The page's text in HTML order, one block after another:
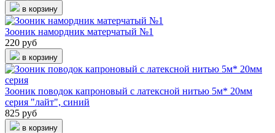
в корзину
Зооник намордник матерчатый №1
220 руб
в корзину
Зооник поводок капроновый с латексной нитью 5м* 20мм
серия "лайт", синий
825 руб
в корзину